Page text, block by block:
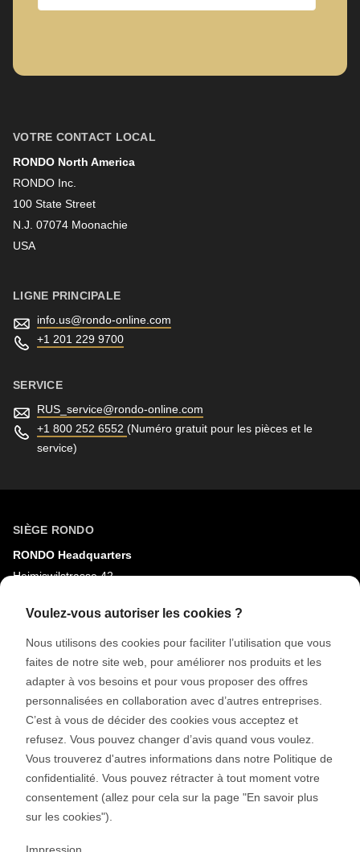
Nom
VOTRE CONTACT LOCAL
RONDO North America
RONDO Inc.
100 State Street
N.J. 07074 Moonachie
USA
LIGNE PRINCIPALE
info.us@rondo-online.com
+1 201 229 9700
SERVICE
RUS_service@rondo-online.com
+1 800 252 6552 (Numéro gratuit pour les pièces et le
service)
SIÈGE RONDO
RONDO Headquarters
Heimiswilstrasse 42
Suisse
MÉDIAS SOCIAUX
LinkedIn
Youtube
Google Reviews
Voulez-vous autoriser les cookies ?
Nous utilisons des cookies pour faciliter l’utilisation que vous
faites de notre site web, pour améliorer nos produits et les
adapter à vos besoins et pour vous proposer des offres
personnalisées en collaboration avec d’autres entreprises.
C’est à vous de décider des cookies vous acceptez et
refusez. Vous pouvez changer d’avis quand vous voulez.
Vous trouverez d'autres informations dans notre Politique de
confidentialité. Vous pouvez rétracter à tout moment votre
consentement (allez pour cela sur la page "En savoir plus
sur les cookies").